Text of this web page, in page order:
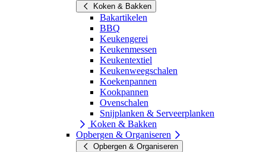
Koken & Bakken
Bakartikelen
BBQ
Keukengerei
Keukenmessen
Keukentextiel
Keukenweegschalen
Koekenpannen
Kookpannen
Ovenschalen
Snijplanken & Serveerplanken
Koken & Bakken
Opbergen & Organiseren
Opbergen & Organiseren